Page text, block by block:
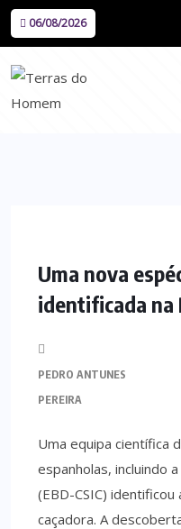
06/08/2026
Uma nova
identificada na
PEDRO ANTUNES
PEREIRA
Uma equipa científica
espanholas, incluindo
(EBD-CSIC)
caçadora. A